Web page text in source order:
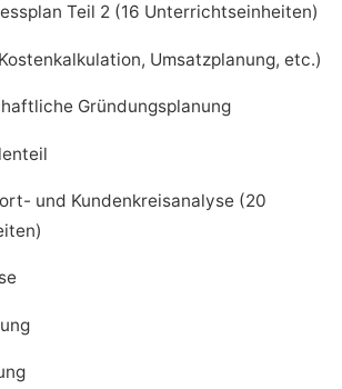
Teil 2 (16 Unterrichtseinheiten)
Umsatzplanung, etc.)
Gründungsplanung
und Kundenkreisanalyse (20